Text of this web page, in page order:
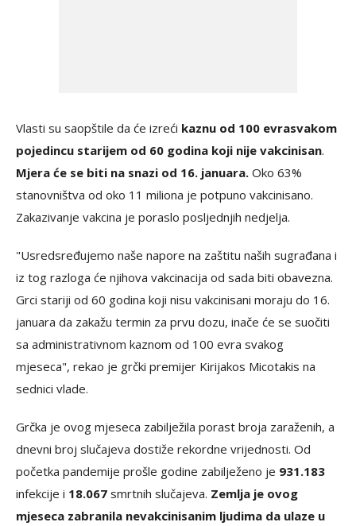
Vlasti su saopštile da će izreći kaznu od 100 evrasvakom
pojedincu starijem od 60 godina koji nije vakcinisan.
Mjera će se biti na snazi od 16. januara. Oko 63%
stanovništva od oko 11 miliona je potpuno vakcinisano.
Zakazivanje vakcina je poraslo posljednjih nedjelja.
"Usredsređujemo naše napore na zaštitu naših sugrađana i
iz tog razloga će njihova vakcinacija od sada biti obavezna.
Grci stariji od 60 godina koji nisu vakcinisani moraju do 16.
januara da zakažu termin za prvu dozu, inače će se suočiti
sa administrativnom kaznom od 100 evra svakog
mjeseca", rekao je grčki premijer Kirijakos Micotakis na
sednici vlade.
Grčka je ovog mjeseca zabilježila porast broja zaraženih, a
dnevni broj slučajeva dostiže rekordne vrijednosti. Od
početka pandemije prošle godine zabilježeno je 931.183
infekcije i 18.067 smrtnih slučajeva. Zemlja je ovog
mjeseca zabranila nevakcinisanim ljudima da ulaze u